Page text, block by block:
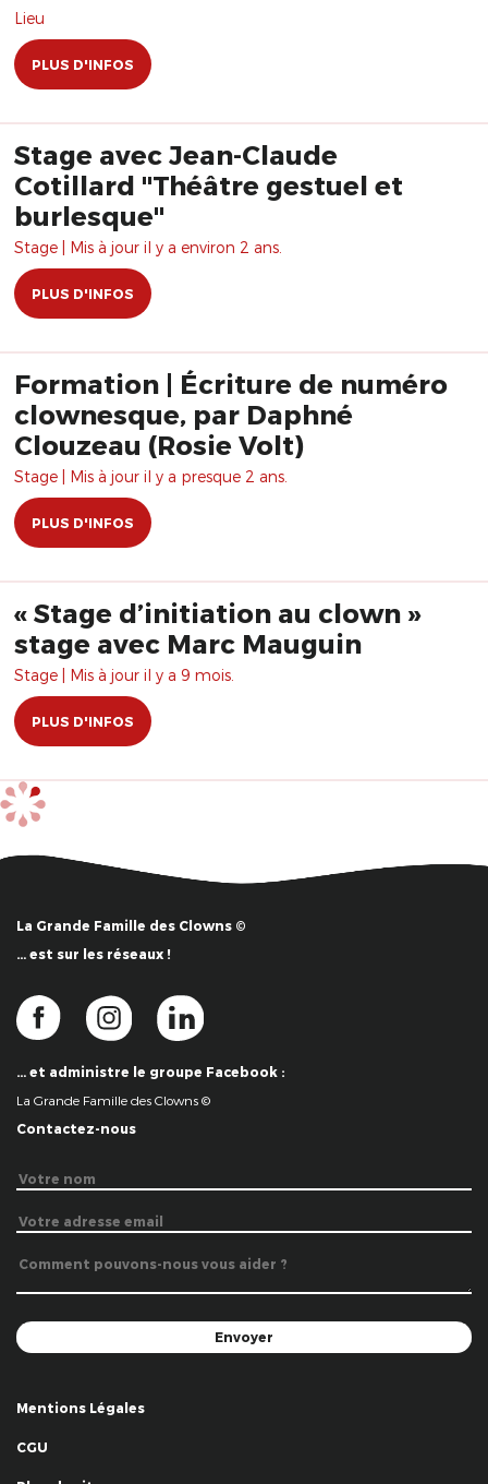
Lieu
PLUS D'INFOS
Stage avec Jean-Claude
Cotillard "Théâtre gestuel et
burlesque"
Stage | Mis à jour il y a environ 2 ans.
PLUS D'INFOS
Formation | Écriture de numéro
clownesque, par Daphné
Clouzeau (Rosie Volt)
Stage | Mis à jour il y a presque 2 ans.
PLUS D'INFOS
« Stage d’initiation au clown »
stage avec Marc Mauguin
Stage | Mis à jour il y a 9 mois.
PLUS D'INFOS
La Grande Famille des Clowns ©
… est sur les réseaux !
… et administre le groupe Facebook :
La Grande Famille des Clowns ©
Contactez-nous
Mentions Légales
CGU